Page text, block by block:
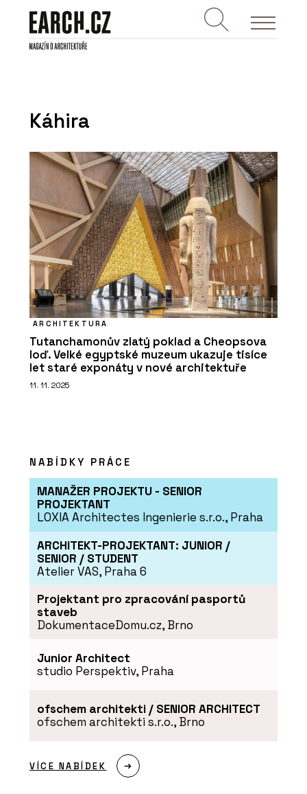
Káhira
ARCHITEKTURA
Tutanchamonův zlatý poklad a Cheopsova
loď. Velké egyptské muzeum ukazuje tisíce
let staré exponáty v nové architektuře
11. 11. 2025
NABÍDKY PRÁCE
MANAŽER PROJEKTU - SENIOR
PROJEKTANT
LOXIA Architectes Ingenierie s.r.o., Praha
ARCHITEKT-PROJEKTANT: JUNIOR /
SENIOR / STUDENT
Atelier VAS, Praha 6
Projektant pro zpracování pasportů
staveb
DokumentaceDomu.cz, Brno
Junior Architect
studio Perspektiv, Praha
ofschem architekti / SENIOR ARCHITECT
ofschem architekti s.r.o., Brno
VÍCE NABÍDEK